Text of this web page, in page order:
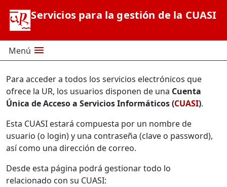
Servicios para la gestión de la CUASI
Menú menu
Para acceder a todos los servicios electrónicos que
ofrece la UR, los usuarios disponen de una Cuenta
Única de Acceso a Servicios Informáticos (CUASI).
Esta CUASI estará compuesta por un nombre de
usuario (o login) y una contraseña (clave o password),
así como una dirección de correo.
Desde esta página podrá gestionar todo lo
relacionado con su CUASI: